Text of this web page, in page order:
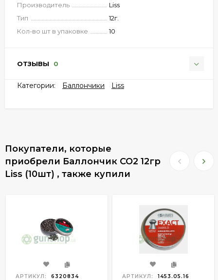
Производитель
Liss
Тип
12г.
Кол-во шт в упаковке
10
ОТЗЫВЫ 0
Категории: Баллончики Liss
Покупатели, которые
приобрели Баллончик СО2 12гр
Liss (10шт) , также купили
АРТИКУЛ: 6320834 АРТИКУЛ: 1453.05.16